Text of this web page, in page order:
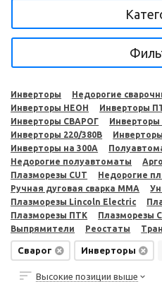
Инверторы
Недорогие
Инверторы НЕОН
Инверторы
Инверторы СВАРОГ
Инверторы
Инверторы 220/380В
Инверторы на 300A
Недорогие полуавтоматы
Плазморезы CUT
Недорогие
Ручная дуговая сварка MMA
Плазморезы Lincoln Electric
Плазморезы ПТК
Плазморезы
Выпрямители
Реостаты
Сварог Инверторы
Высокие позиции выше